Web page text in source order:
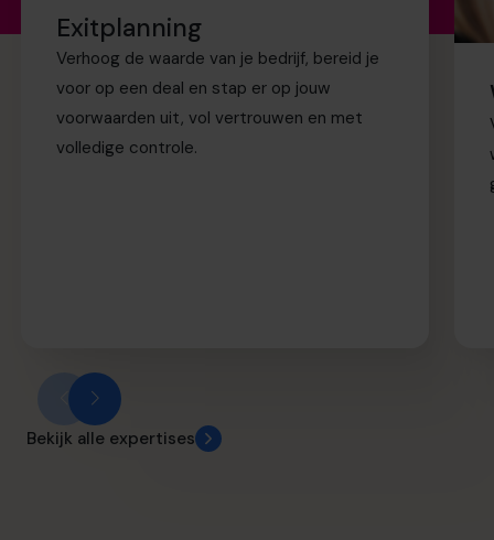
het leven dat je hebt
opgebouwd.
meer tijd met je kinderen.
Exitplanning
Verhoog de waarde van je bedrijf, bereid je
voor op een deal en stap er op jouw
voorwaarden uit, vol vertrouwen en met
volledige controle.
Bekijk alle expertises